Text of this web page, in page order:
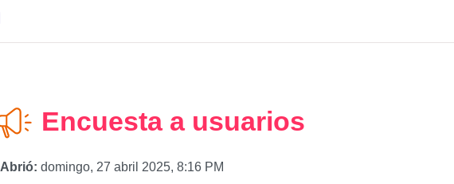
Encuesta a usuarios
Abrió: domingo, 27 abril 2025, 8:16 PM